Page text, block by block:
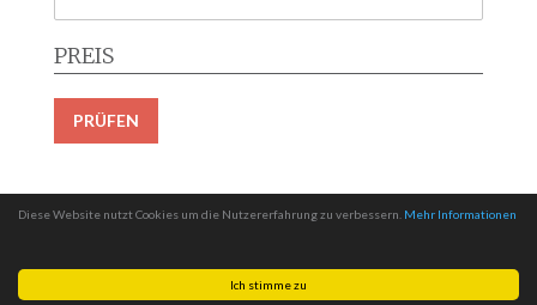
Ich stimme zu
Diese Website nutzt Cookies um die Nutzererfahrung zu verbessern. Mehr Informationen
PREIS
PRÜFEN